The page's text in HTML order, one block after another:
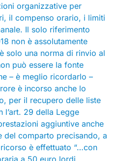
organizzative per
il compenso orario, i limiti
Il solo riferimento
non è assolutamente
solo una norma di rinvio al
può essere la fonte
– è meglio ricordarlo –
è incorso anche lo
per il recupero delle liste
l’art. 29 della Legge
aggiuntive anche
del comparto precisando, a
è effettuato “…con